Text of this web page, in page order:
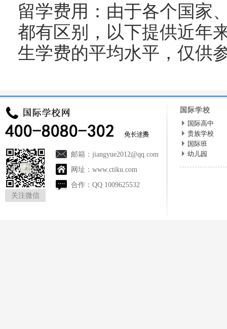
留学费用：由于各个国家
都有区别，以下提供近年
生学费的平均水平，仅供
关注微信
邮箱： jiangyue2012@qq.com
网址： www.ctiku.com
合作： QQ 1009625532
国际学校
国际高中
贵族学校
国际班
幼儿园